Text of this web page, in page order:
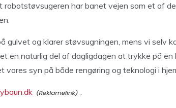
har banet vejen som et af
gulvet og klarer støvsugningen, mens vi selv
en naturlig del af dagligdagen at trykke på en
syn på både rengøring og teknologi i
.